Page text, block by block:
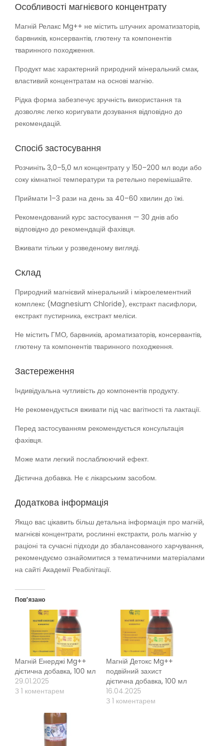
Особливості магнієвого концентрату
Магній Релакс Mg++ не містить штучних ароматизаторів,
барвників, консервантів, глютену та компонентів
тваринного походження.
Продукт має характерний природний мінеральний смак,
властивий концентратам на основі магнію.
Рідка форма забезпечує зручність використання та
дозволяє легко коригувати дозування відповідно до
рекомендацій.
Спосіб застосування
Розчиніть 3,0–5,0 мл концентрату у 150–200 мл води або
соку кімнатної температури та ретельно перемішайте.
Приймати 1–3 рази на день за 40–60 хвилин до їжі.
Рекомендований курс застосування — 30 днів або
відповідно до рекомендацій фахівця.
Вживати тільки у розведеному вигляді.
Склад
Природний магнієвий мінеральний і мікроелементний
комплекс (Magnesium Chloride), екстракт пасифлори,
екстракт пустирника, екстракт меліси.
Не містить ГМО, барвників, ароматизаторів, консервантів,
глютену та компонентів тваринного походження.
Застереження
Індивідуальна чутливість до компонентів продукту.
Не рекомендується вживати під час вагітності та лактації.
Перед застосуванням рекомендується консультація
фахівця.
Може мати легкий послаблюючий ефект.
Дієтична добавка. Не є лікарським засобом.
Додаткова інформація
Якщо вас цікавить більш детальна інформація про магній,
магнієві концентрати, рослинні екстракти, роль магнію у
раціоні та сучасні підходи до збалансованого харчування,
рекомендуємо ознайомитися з тематичними матеріалами
на сайті Академії Реабілітації.
Пов’язано
Магній Енерджі Mg++
дієтична добавка, 100 мл
29.01.2025
З 1 коментарем
Магній Детокс Mg++
подвійний захист
дієтична добавка, 100 мл
16.04.2025
З 1 коментарем